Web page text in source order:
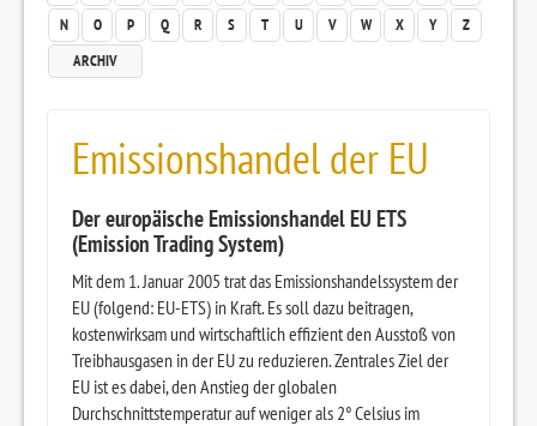
N
O P Q R S T U V W X Y
Z
ARCHIV
Emissionshandel der EU
Der europäische Emissionshandel EU ETS
(Emission Trading System)
Mit dem 1. Januar 2005 trat das Emissionshandelssystem der
EU (folgend: EU-ETS) in Kraft. Es soll dazu beitragen,
kostenwirksam und wirtschaftlich effizient den Ausstoß von
Treibhausgasen in der EU zu reduzieren. Zentrales Ziel der
EU ist es dabei, den Anstieg der globalen
Durchschnittstemperatur auf weniger als 2° Celsius im